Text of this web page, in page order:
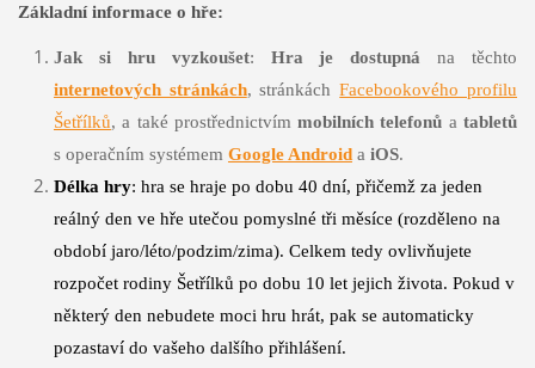
Základní informace o hře:
Jak si hru vyzkoušet: Hra je dostupnána těchto
internetových stránkách, stránkáchFacebookového profilu
Šetřílků, a také prostřednictvímmobilních telefonů atabletů
s operačním systémem Google Androida iOS.
Délka hry: hra se hraje po dobu 40 dní, přičemž za jeden
reálný den ve hře utečou pomyslné tři měsíce (rozděleno na
období jaro/léto/podzim/zima). Celkem tedy ovlivňujete
rozpočet rodiny Šetřílků po dobu 10 let jejich života. Pokud v
některý den nebudete moci hru hrát, pak se automaticky
pozastaví do vašeho dalšího přihlášení.